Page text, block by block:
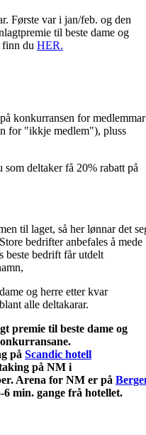
Første var i jan/feb. og den
til beste dame og
finn du HER.
konkurransen for medlemmar
for "ikkje medlem"), pluss
deltaker få 20% rabatt på
til laget, så her lønnar det
bedrifter anbefales å mede
beste bedrift får utdelt
og herre etter kvar
alle deltakarar.
premie til beste dame og
på Scandic hotell
på NM i
Arena for NM er på
6 min. gange frå hotellet.